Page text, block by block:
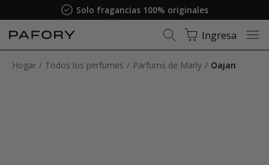
Solo fragancias 100% originales
Ingresa
Hogar Todos los perfumes Parfums de Marly Oajan